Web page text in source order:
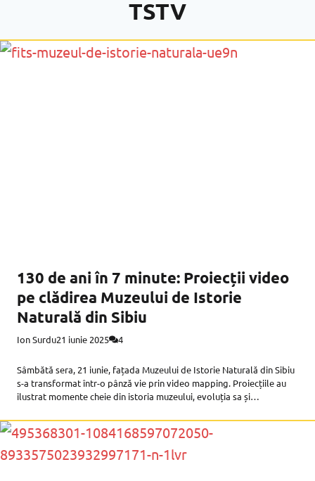
TSTV
130 de ani în 7 minute: Proiecții video
pe clădirea Muzeului de Istorie
Naturală din Sibiu
Ion Surdu21 iunie 2025 4
Sâmbătă sera, 21 iunie, fațada Muzeului de Istorie Naturală din Sibiu
s-a transformat într-o pânză vie prin video mapping. Proiecțiile au
ilustrat momente cheie din istoria muzeului, evoluția sa și
parte